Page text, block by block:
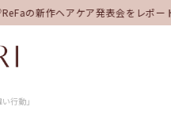
の新作ヘアケア発表会をレポート
行動」